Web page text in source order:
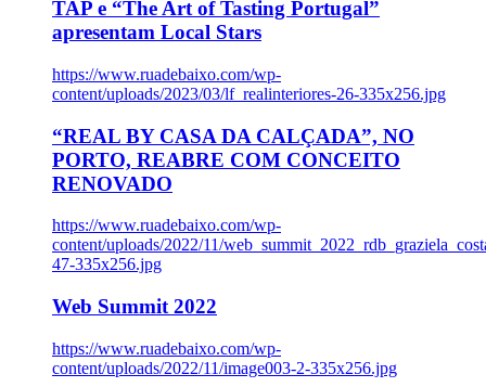
TAP e “The Art of Tasting Portugal”
apresentam Local Stars
https://www.ruadebaixo.com/wp-
content/uploads/2023/03/lf_realinteriores-26-335x256.jpg
“REAL BY CASA DA CALÇADA”, NO
PORTO, REABRE COM CONCEITO
RENOVADO
https://www.ruadebaixo.com/wp-
content/uploads/2022/11/
47-335x256.jpg
Web Summit 2022
https://www.ruadebaixo.com/wp-
content/uploads/2022/11/image003-2-335x256.jpg